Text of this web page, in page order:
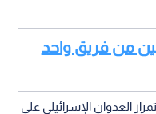
: استشهاد 9 لاعبين من فريق واحد
العدوان الإسرائيلي على